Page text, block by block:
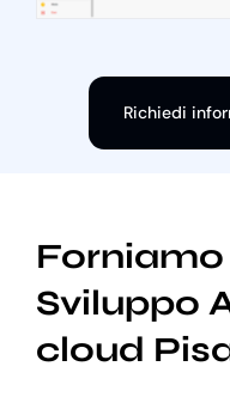
Richiedi
Forniamo
Sviluppo
cloud